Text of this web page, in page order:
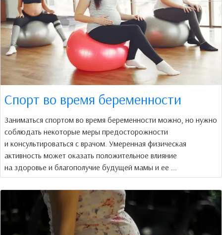
Спорт во время беременности
Заниматься спортом во время беременности можно, но нужно
соблюдать некоторые меры предосторожности
и консультироваться с врачом. Умеренная физическая
активность может оказать положительное влияние
на здоровье и благополучие будущей мамы и ее ...